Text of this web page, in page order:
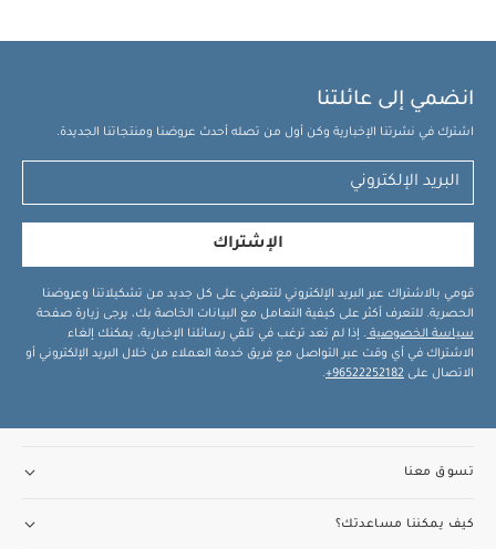
انضمي إلى عائلتنا
اشترك في نشرتنا الإخبارية وكن أول من تصله أحدث عروضنا ومنتجاتنا الجديدة.
الإشتراك
قومي بالاشتراك عبر البريد الإلكتروني لتتعرفي على كل جديد من تشكيلاتنا وعروضنا
الحصرية. للتعرف أكثر على كيفية التعامل مع البيانات الخاصة بك، يرجى زيارة صفحة
سياسة الخصوصية . إذا لم تعد ترغب في تلقي رسائلنا الإخبارية، يمكنك إلغاء
الاشتراك في أي وقت عبر التواصل مع فريق خدمة العملاء من خلال البريد الإلكتروني أو
الاتصال على 96522252182+
.
تسوق معنا
كيف يمكننا مساعدتك؟